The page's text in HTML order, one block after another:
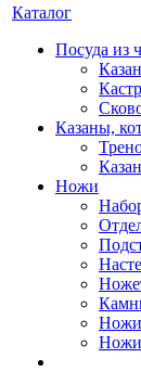
Каталог
Посуда из
Казаны,
Ножи
Ножи
Ножи